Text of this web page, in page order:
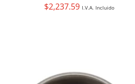
$2,237.59 I.V.A. Incluido